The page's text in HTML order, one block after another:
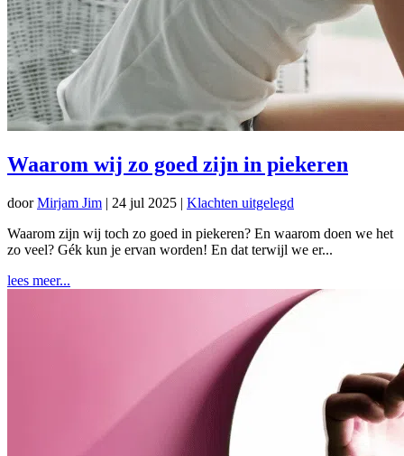
Waarom wij zo goed zijn in piekeren
doorMirjam Jim | 24 jul 2025 | Klachten uitgelegd
Waarom zijn wij toch zo goed in piekeren? En waarom doen we het
zo veel? Gék kun je ervan worden! En dat terwijl we er...
lees meer...